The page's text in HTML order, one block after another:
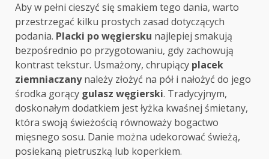
Aby w pełni cieszyć się smakiem tego dania, warto
przestrzegać kilku prostych zasad dotyczących
podania. Placki po węgiersku najlepiej smakują
bezpośrednio po przygotowaniu, gdy zachowują
kontrast tekstur. Usmażony, chrupiący placek
ziemniaczanynależy złożyć na pół i nałożyć do jego
środka gorący gulasz węgierski. Tradycyjnym,
doskonałym dodatkiem jest łyżka kwaśnej śmietany,
która swoją świeżością równoważy bogactwo
mięsnego sosu. Danie można udekorować świeżą,
posiekaną pietruszką lub koperkiem.